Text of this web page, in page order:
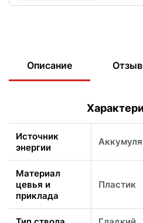
Описание
Источник
энергии
Материал
цевья и
приклада
Пластик